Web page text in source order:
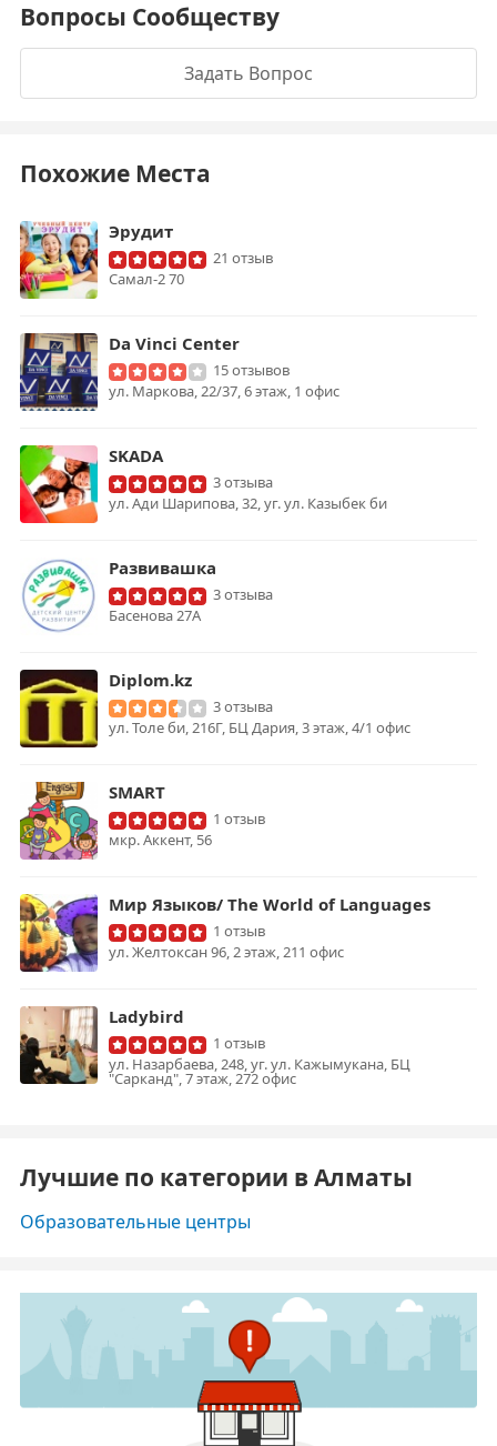
Вопросы Сообществу
Задать Вопрос
Похожие Места
Эрудит
21 отзыв
Самал-2 70
Da Vinci Center
15 отзывов
ул. Маркова, 22/37, 6 этаж, 1 офис
SKADA
3 отзыва
ул. Ади Шарипова, 32, уг. ул. Казыбек би
Развивашка
3 отзыва
Басенова 27А
Diplom.kz
3 отзыва
ул. Толе би, 216Г, БЦ Дария, 3 этаж, 4/1 офис
SMART
1 отзыв
мкр. Аккент, 56
Мир Языков/ The World of Languages
1 отзыв
ул. Желтоксан 96, 2 этаж, 211 офис
Ladybird
1 отзыв
ул. Назарбаева, 248, уг. ул. Кажымукана, БЦ
"Сарканд", 7 этаж, 272 офис
Лучшие по категории в Алматы
Образовательные центры